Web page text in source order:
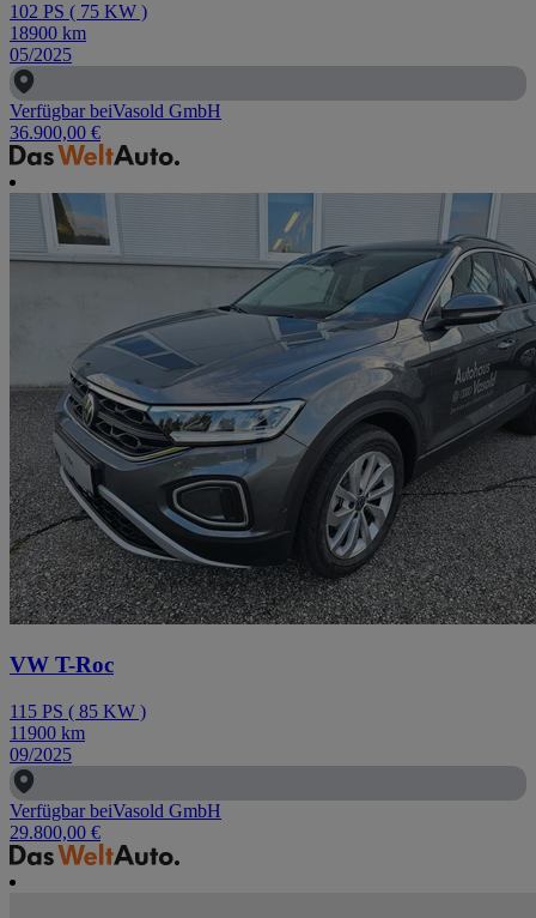
102 PS ( 75 KW )
18900 km
05/2025
Verfügbar beiVasold GmbH
36.900,00 €
VW T-Roc
115 PS ( 85 KW )
11900 km
09/2025
Verfügbar beiVasold GmbH
29.800,00 €